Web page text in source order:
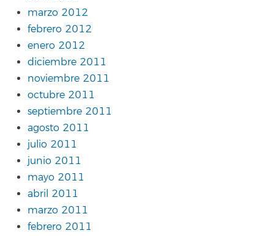
marzo 2012
febrero 2012
enero 2012
diciembre 2011
noviembre 2011
octubre 2011
septiembre 2011
agosto 2011
julio 2011
junio 2011
mayo 2011
abril 2011
marzo 2011
febrero 2011